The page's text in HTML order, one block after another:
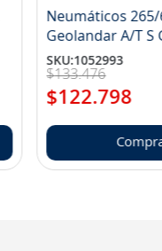
Neumáticos 265/
SKU:1052993
$133.476
$122.798